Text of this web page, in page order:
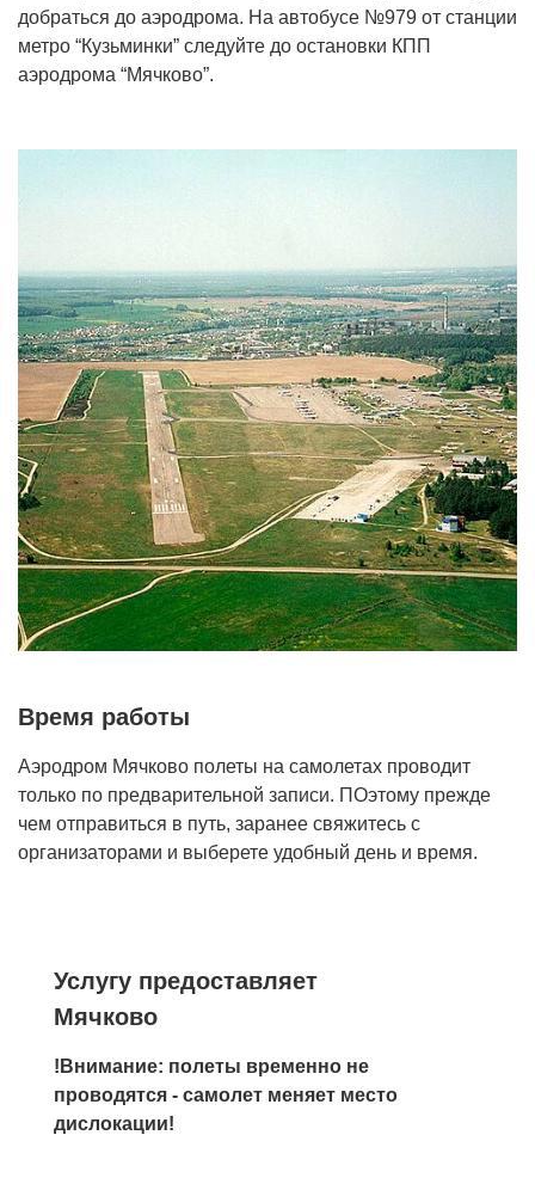
добраться до аэродрома. На автобусе №979 от станции
метро “Кузьминки” следуйте до остановки КПП
аэродрома “Мячково”.
Время работы
Аэродром Мячково полеты на самолетах проводит
только по предварительной записи. ПОэтому прежде
чем отправиться в путь, заранее свяжитесь с
организаторами и выберете удобный день и время.
Услугу предоставляет
Мячково
!Внимание: полеты временно не
проводятся - самолет меняет место
дислокации!